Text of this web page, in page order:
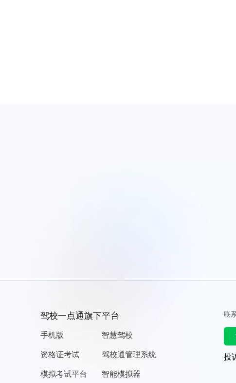
驾校一点通旗下平台
手机版
资格证考试
模拟考试平台
智慧驾校
驾校通管理系统
智能模拟器
联
投